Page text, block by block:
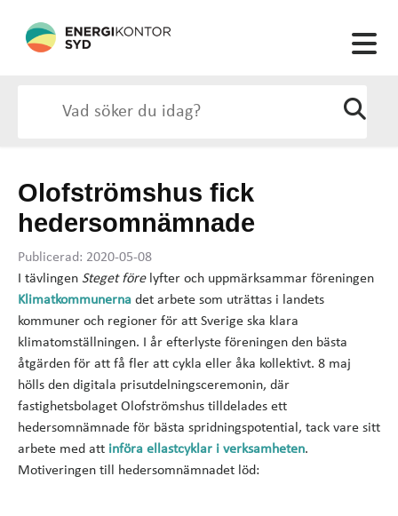
Olofströmshus fick
hedersomnämnade
Publicerad: 2020-05-08
I tävlingen Steget före lyfter och uppmärksammar föreningen
Klimatkommunerna det arbete som uträttas i landets
kommuner och regioner för att Sverige ska klara
klimatomställningen. I år efterlyste föreningen den bästa
åtgärden för att få fler att cykla eller åka kollektivt. 8 maj
hölls den digitala prisutdelningsceremonin, där
fastighetsbolaget Olofströmshus tilldelades ett
hedersomnämnade för bästa spridningspotential, tack vare sitt
arbete med att införa ellastcyklar i verksamheten.
Motiveringen till hedersomnämnadet löd: